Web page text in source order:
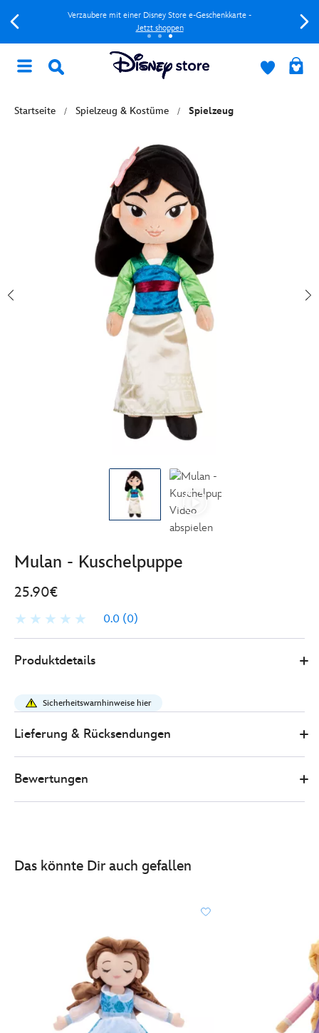
Verzaubere mit einer Disney Store e-Geschenkkarte -
Jetzt shoppen
Startseite Spielzeug & Kostüme Spielzeug
Mulan - Kuschelpuppe
25.90€
0.0 (0)
Store
25.90
kuschelpuppe-
Produktdetails
Sicherheitswarnhinweise hier
Lieferung & Rücksendungen
Bewertungen
Das könnte Dir auch gefallen